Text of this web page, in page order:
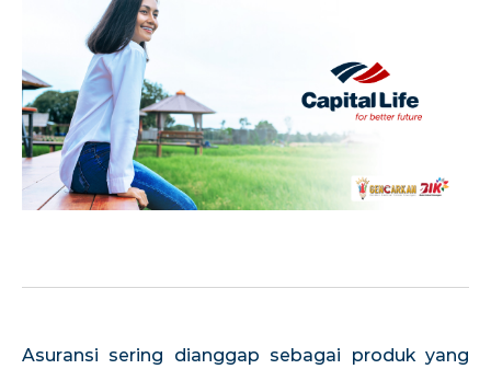
Asuransi sering dianggap sebagai produk yang